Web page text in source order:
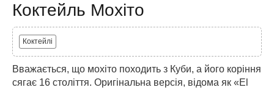
Коктейль Мохіто
Коктейлі
Вважається, що мохіто походить з Куби, а його коріння
сягає 16 століття. Оригінальна версія, відома як «El